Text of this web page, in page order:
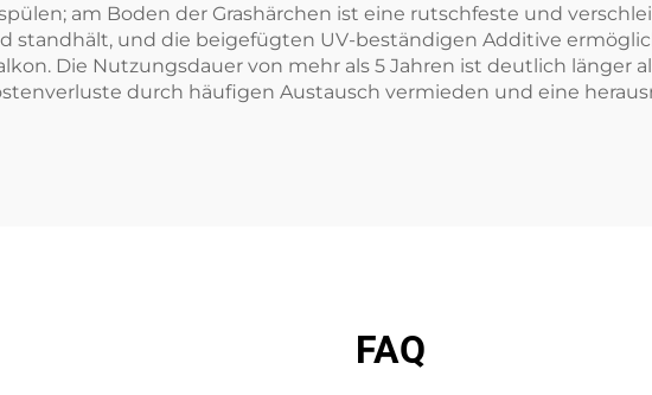
am Boden der Grashärchen ist eine rutschfeste und
standhält, und die beigefügten UV-beständigen Additive
Die Nutzungsdauer von mehr als 5 Jahren ist deutlich länger
durch häufigen Austausch vermieden und eine
FAQ